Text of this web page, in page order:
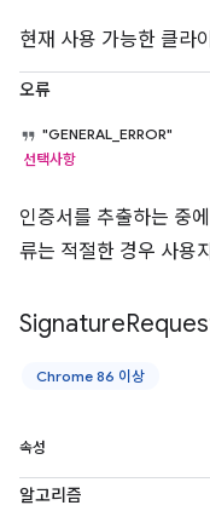
현재 사용 가능한 클라
오류
"GENERAL_ERROR"
선택사항
인증서를 추출하는 중
류는 적절한 경우 사용
Signature
Chrome 86 이상
속성
알고리즘